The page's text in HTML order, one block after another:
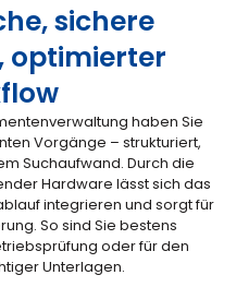
sichere
optimierter
haben Sie
Vorgänge – strukturiert,
Suchaufwand. Durch die
Hardware lässt sich das
integrieren und sorgt für
So sind Sie bestens
oder für den
Unterlagen.